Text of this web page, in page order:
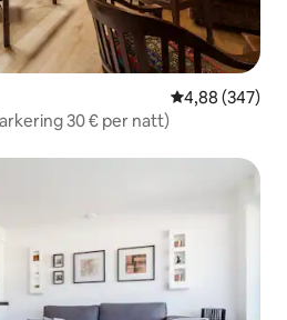
4,88 av 5 i
4,88 (347)
Murall Wall SevillaLoft (Parkering 30 € per natt)